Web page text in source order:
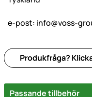
e-post: info@voss-
Produkfråga?
Passande tillbehör